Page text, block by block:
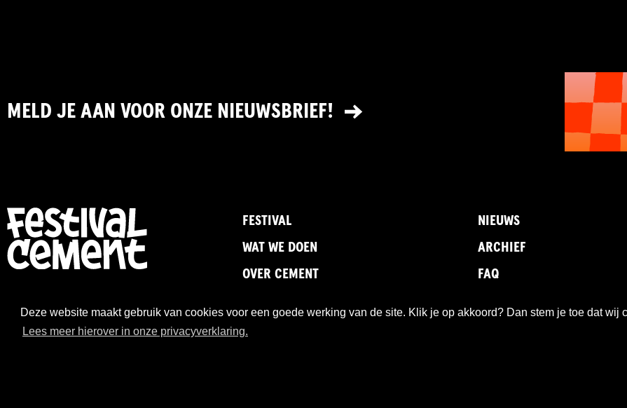
Deze website maakt gebruik van cookies voor een goede werking van de site. Klik je op akkoord? Dan stem je toe dat wij
Lees meer hierover in onze privacyverklaring.
MELD JE AAN VOOR ONZE NIEUWSBRIEF!
FESTIVAL
WAT WE DOEN
OVER CEMENT
NIEUWS
ARCHIEF
FAQ